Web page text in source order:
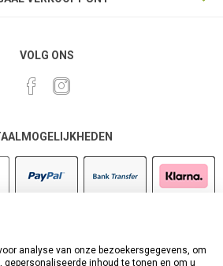
VOLG ONS
analyse van onze bezoekersgegevens, om
gepersonaliseerde inhoud te tonen en om u